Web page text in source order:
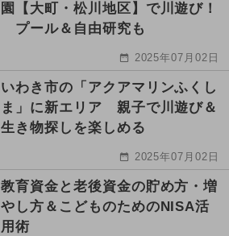
園【大町・松川地区】で川遊び！
プール＆自由研究も
2025年07月02日
いわき市の「アクアマリンふくし
ま」に新エリア 親子で川遊び＆
生き物探しを楽しめる
2025年07月02日
教育資金と老後資金の貯め方・増
やし方＆こどものためのNISA活
用術